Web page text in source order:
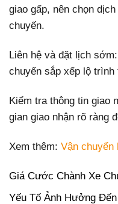
giao gấp, nên chọn
chuyến.
Liên hệ và đặt lịch
chuyển sắp xếp lộ trình
Kiểm tra thông tin giao
gian giao nhận rõ ràng
Xem thêm: Vận chuyển
Giá Cước Chành Xe
Yếu Tố Ảnh Hưởng